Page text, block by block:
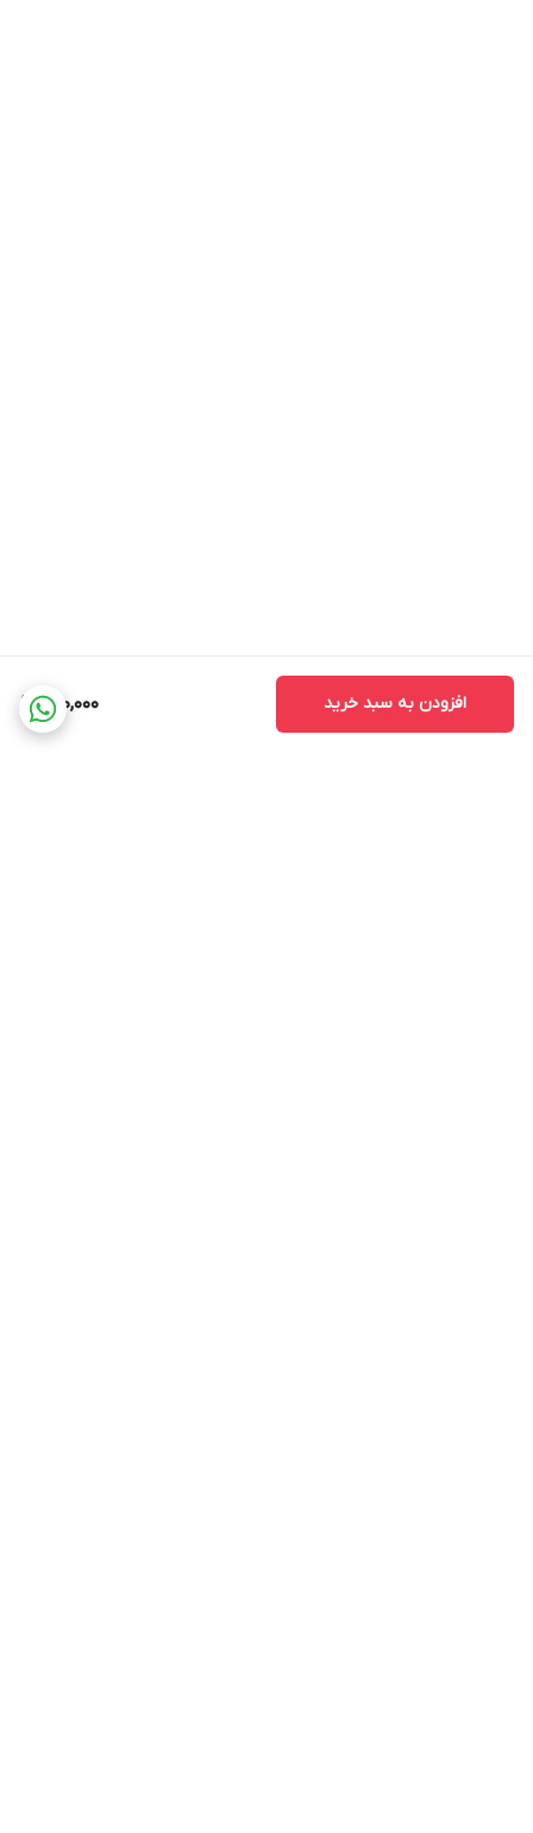
700,000 افزودن به سبد خرید